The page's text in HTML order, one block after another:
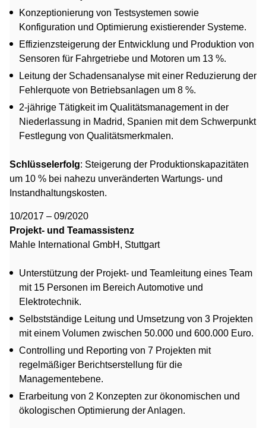
Konzeptionierung von Testsystemen sowie
Konfiguration und Optimierung existierender Systeme.
Effizienzsteigerung der Entwicklung und Produktion von
Sensoren für Fahrgetriebe und Motoren um 13 %.
Leitung der Schadensanalyse mit einer Reduzierung der
Fehlerquote von Betriebsanlagen um 8 %.
2-jährige Tätigkeit im Qualitätsmanagement in der
Niederlassung in Madrid, Spanien mit dem Schwerpunkt
Festlegung von Qualitätsmerkmalen.
Schlüsselerfolg: Steigerung der Produktionskapazitäten
um 10 % bei nahezu unveränderten Wartungs- und
Instandhaltungskosten.
10/2017 – 09/2020
Projekt- und Teamassistenz
Mahle International GmbH, Stuttgart
Unterstützung der Projekt- und Teamleitung eines Team
mit 15 Personen im Bereich Automotive und
Elektrotechnik.
Selbstständige Leitung und Umsetzung von 3 Projekten
mit einem Volumen zwischen 50.000 und 600.000 Euro.
Controlling und Reporting von 7 Projekten mit
regelmäßiger Berichtserstellung für die
Managementebene.
Erarbeitung von 2 Konzepten zur ökonomischen und
ökologischen Optimierung der Anlagen.